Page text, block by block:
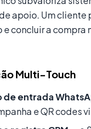
apoio. Um cliente
concluir a
Multi-Touch
de entrada
e QR codes